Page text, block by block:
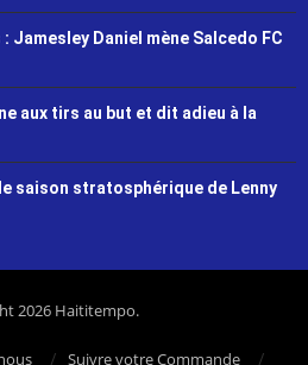
Jamesley Daniel mène Salcedo FC
aux tirs au but et dit adieu à la
saison stratosphérique de Lenny
2026 Haititempo.
Suivre votre Commande